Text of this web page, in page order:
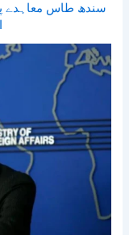
سندھ طاس معاہدے